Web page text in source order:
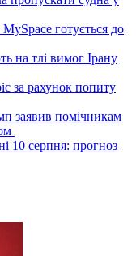
готується до
на тлі вимог Ірану
за рахунок попиту
заявив помічникам
10 серпня: прогноз